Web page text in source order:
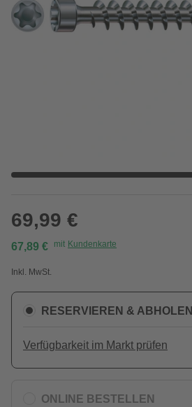
69,99 €
67,89 € mit Kundenkarte
Inkl. MwSt.
RESERVIEREN & ABHOLEN
Verfügbarkeit im Markt prüfen
ONLINE BESTELLEN